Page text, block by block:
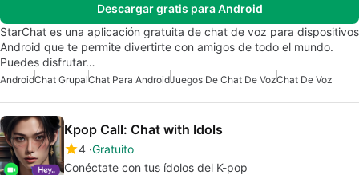
Descargar gratis para Android
StarChat es una aplicación gratuita de chat de voz para dispositivos
Android que te permite divertirte con amigos de todo el mundo.
Puedes disfrutar…
AndroidChat GrupalChat Para AndroidJuegos De Chat De VozChat De Voz
Kpop Call: Chat with Idols
4 Gratuito
Conéctate con tus ídolos del K-pop